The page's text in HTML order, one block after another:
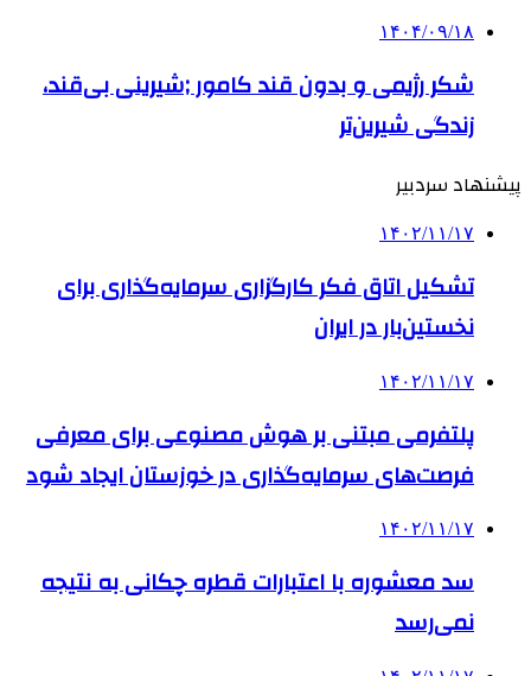
۱۴۰۴/۰۹/۱۸
شکر رژیمی و بدون قند کامور ;شیرینی بی‌قند،
زندگی شیرین‌تر
پیشنهاد سردبیر
۱۴۰۲/۱۱/۱۷
تشکیل اتاق فکر کارگزاری سرمایه‌گذاری برای
نخستین‌بار در ایران
۱۴۰۲/۱۱/۱۷
پلتفرمی مبتنی بر هوش مصنوعی برای معرفی
فرصت‌های سرمایه‌گذاری در خوزستان ایجاد شود
۱۴۰۲/۱۱/۱۷
سد معشوره ‌با اعتبارات قطره چکانی به نتیجه
نمی‌رسد